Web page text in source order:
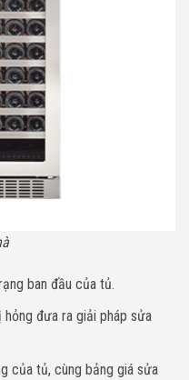
ban đầu của tủ.
đưa ra giải pháp sửa
của tủ, cùng bảng giá sửa